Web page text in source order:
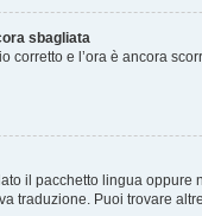
sbagliata
corretto e l’ora è ancora
il pacchetto lingua
traduzione. Puoi trovare